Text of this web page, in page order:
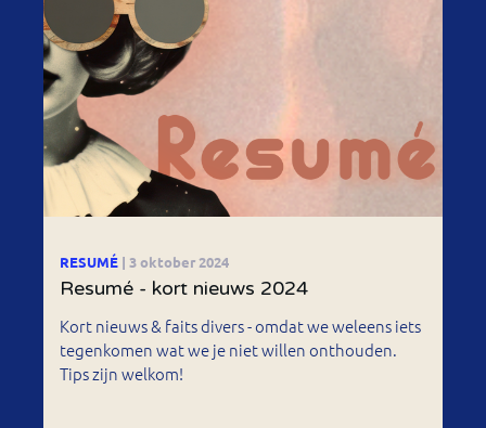
RESUMÉ | 3 oktober 2024
Resumé - kort nieuws 2024
Kort nieuws & faits divers - omdat we weleens iets
tegenkomen wat we je niet willen onthouden.
Tips zijn welkom!